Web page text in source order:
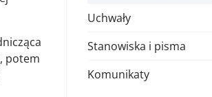
potem
Uchwały
Stanowiska i pisma
Komunikaty